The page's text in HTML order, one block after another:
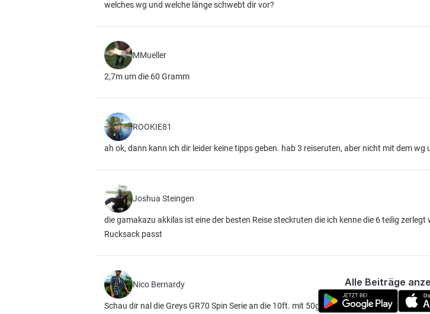
welches wg und welche länge schwebt dir vor?
MMueller
2,7m um die 60 Gramm
ROOKIE81
ah ok, dann kann ich dir leider keine tipps geben. hab 3 reiseruten, aber nicht mit dem wg
Joshua Steingen
die gamakazu akkilas ist eine der besten Reise steckruten die ich kenne die 6 teilig
Rucksack passt
Nico Bernardy
Schau dir nal die Greys GR70 Spin Serie an die 10ft. mit 50g Wurfgewicht sollte passen,
Alle Beiträge